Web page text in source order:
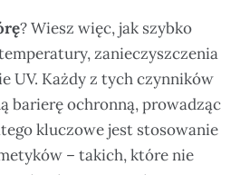
? Wiesz więc, jak szybko
zanieczyszczenia
UV. Każdy z tych czynników
barierę ochronną, prowadząc
kluczowe jest stosowanie
– takich, które nie